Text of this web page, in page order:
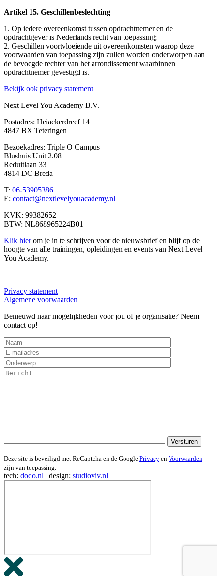
Artikel 15. Geschillenbeslechting
1. Op iedere overeenkomst tussen opdrachtnemer en de
opdrachtgever is Nederlands recht van toepassing;
2. Geschillen voortvloeiende uit overeenkomsten waarop deze
voorwaarden van toepassing zijn zullen worden onderworpen aan
de bevoegde rechter van het arrondissement waarbinnen
opdrachtnemer gevestigd is.
Bekijk ook privacy statement
Next Level You Academy B.V.
Postadres: Heiackerdreef 14
4847 BX Teteringen
Bezoekadres: Triple O Campus
Blushuis Unit 2.08
Reduitlaan 33
4814 DC Breda
T: 06-53905386
E: contact@nextlevelyouacademy.nl
KVK: 99382652
BTW: NL868965224B01
Klik hierom je in te schrijven voor de nieuwsbrief en blijf op de
hoogte van alle trainingen, opleidingen en events van Next Level
You Academy.
Privacy statement
Algemene voorwaarden
Benieuwd naar mogelijkheden voor jou of je organisatie? Neem
contact op!
Deze site is beveiligd met ReCaptcha en de Google Privacy en Voorwaarden
zijn van toepassing.
tech: dodo.nl | design: studioviv.nl